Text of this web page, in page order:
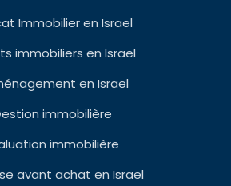
Immobilier en Israel
immobiliers en Israel
en Israel
immobilière
immobilière
avant achat en Israel